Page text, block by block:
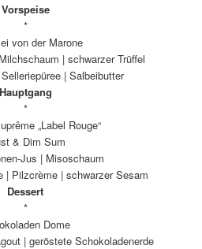
Vorspeise
*
von der Marone
| schwarzer Trüffel
| Salbeibutter
Hauptgang
*
„Label Rouge“
& Dim Sum
Jus | Misoschaum
| Pilzcrème | schwarzer Sesam
Dessert
*
Dome
| geröstete Schokoladenerde